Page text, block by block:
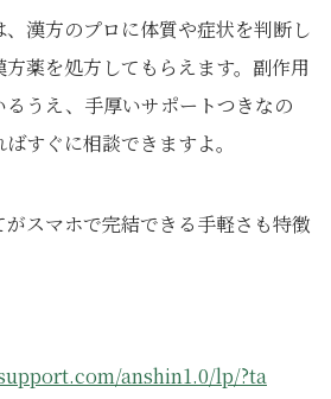
、漢方のプロに体質や症状を判断し
薬を処方してもらえます。副作用
うえ、手厚いサポートつきなの
すぐに相談できますよ。
スマホで完結できる手軽さも特徴
anshin1.0/lp/?ta